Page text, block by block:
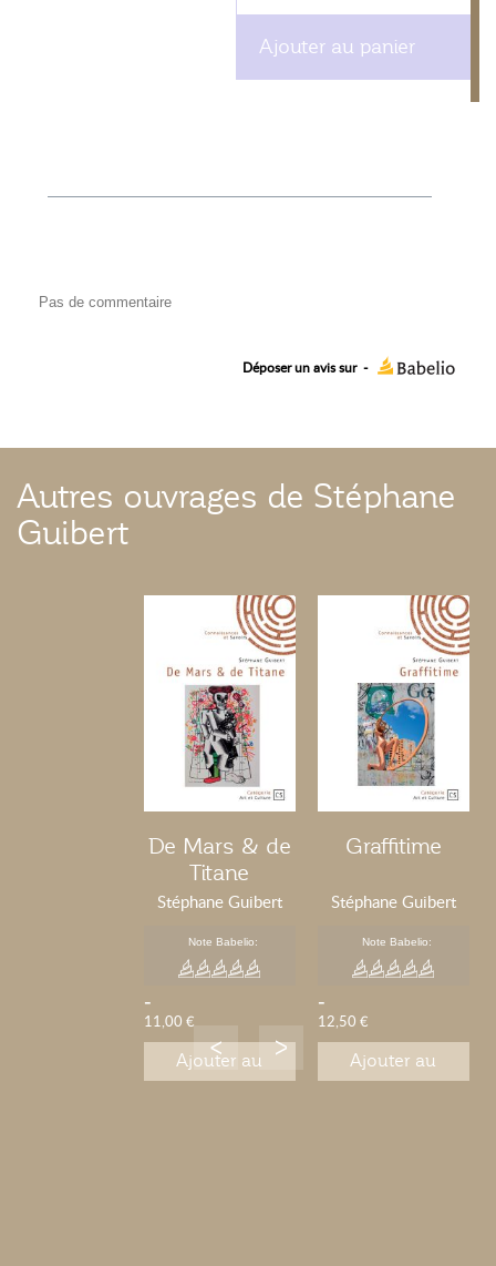
Ajouter au panier
Pas de commentaire
Déposer un avis sur -
Autres ouvrages de Stéphane
Guibert
De Mars & de
Titane
Stéphane Guibert
Note Babelio:
-
11,00 €
Ajouter au
Graffitime
Stéphane Guibert
Note Babelio:
-
12,50 €
Ajouter au